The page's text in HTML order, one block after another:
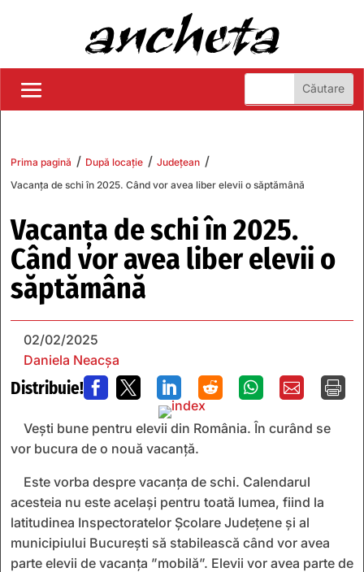
Prima pagină / După locație / Județean /
Vacanţa de schi în 2025. Când vor avea liber elevii o săptămână
Vacanţa de schi în 2025.
Când vor avea liber elevii o
săptămână
02/02/2025
Daniela Neacșa
Distribuie!       
Vești bune pentru elevii din România. În curând se
vor bucura de o nouă vacanță.
Este vorba despre vacanța de schi. Calendarul
acesteia nu este același pentru toată lumea, fiind la
latitudinea Inspectoratelor Școlare Județene și al
municipiului București să stabilească când vor avea
parte elevii de vacanța ”mobilă”. Elevii vor avea parte de